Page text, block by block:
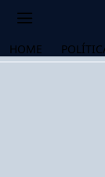
HOME